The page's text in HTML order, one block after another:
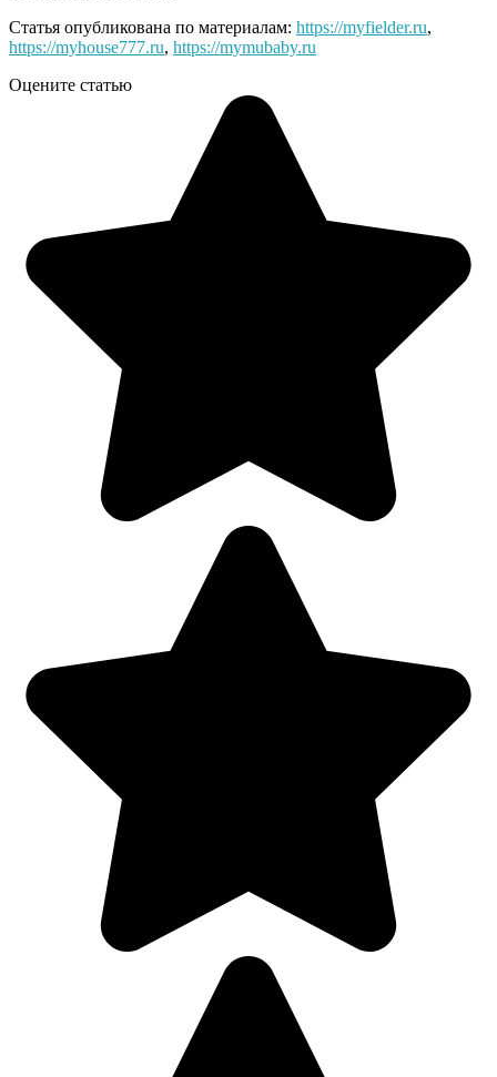
Статья опубликована по материалам: https://myfielder.ru,
https://myhouse777.ru, https://mymubaby.ru
Оцените статью